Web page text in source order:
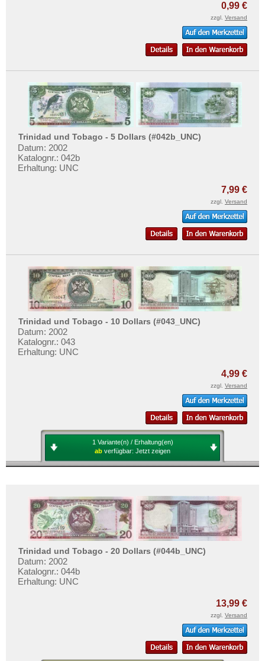
0,99 €
zzgl. Versand
Trinidad und Tobago - 5 Dollars (#042b_UNC)
Datum: 2002
Katalognr.: 042b
Erhaltung: UNC
7,99 €
zzgl. Versand
Trinidad und Tobago - 10 Dollars (#043_UNC)
Datum: 2002
Katalognr.: 043
Erhaltung: UNC
4,99 €
zzgl. Versand
1 Variante(n) / Erhaltung(en)
ab verfügbar: Jetzt zeigen
Trinidad und Tobago - 20 Dollars (#044b_UNC)
Datum: 2002
Katalognr.: 044b
Erhaltung: UNC
13,99 €
zzgl. Versand